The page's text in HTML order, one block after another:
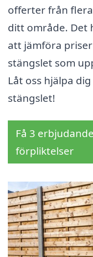
offerter från
ditt område. Det
att jämföra
stängslet som
Låt oss hjälpa
stängslet!
Få 3
förpliktelser